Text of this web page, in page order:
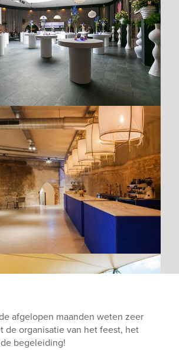
afgelopen maanden weten zeer
de organisatie van het feest, het
begeleiding!